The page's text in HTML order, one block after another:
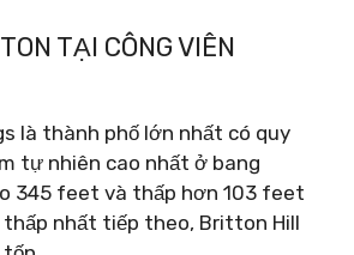
TẠI CÔNG VIÊN
là thành phố lớn nhất có quy
tự nhiên cao nhất ở bang
345 feet và thấp hơn 103 feet
thấp nhất tiếp theo, Britton Hill